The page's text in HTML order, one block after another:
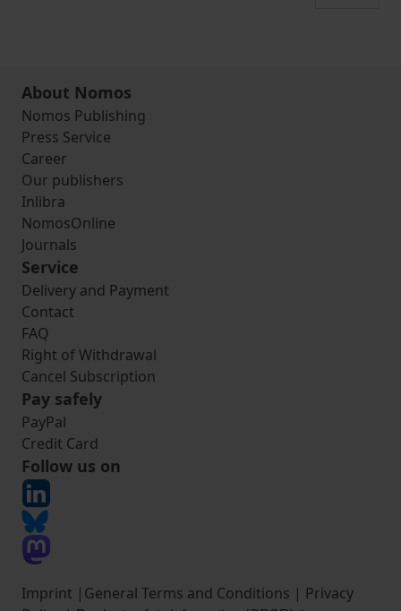
About Nomos
Nomos Publishing
Press Service
Career
Our publishers
Inlibra
NomosOnline
Journals
Service
Delivery and Payment
Contact
FAQ
Right of Withdrawal
Cancel Subscription
Pay safely
PayPal
Credit Card
Follow us on
Imprint | General Terms and Conditions | Privacy